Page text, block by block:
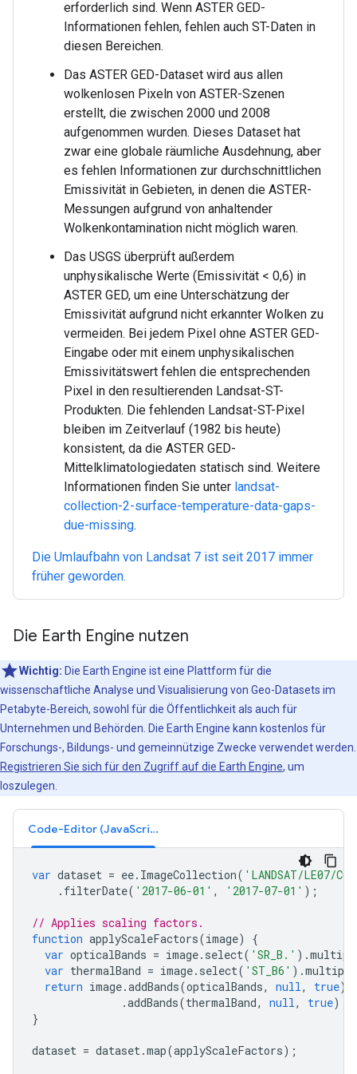
erforderlich sind. Wenn ASTER GED-
Informationen fehlen, fehlen auch ST-Daten in
diesen Bereichen.
Das ASTER GED-Dataset wird aus allen
wolkenlosen Pixeln von ASTER-Szenen
erstellt, die zwischen 2000 und 2008
aufgenommen wurden. Dieses Dataset hat
zwar eine globale räumliche Ausdehnung, aber
es fehlen Informationen zur durchschnittlichen
Emissivität in Gebieten, in denen die ASTER-
Messungen aufgrund von anhaltender
Wolkenkontamination nicht möglich waren.
Das USGS überprüft außerdem
unphysikalische Werte (Emissivität < 0,6) in
ASTER GED, um eine Unterschätzung der
Emissivität aufgrund nicht erkannter Wolken zu
vermeiden. Bei jedem Pixel ohne ASTER GED-
Eingabe oder mit einem unphysikalischen
Emissivitätswert fehlen die entsprechenden
Pixel in den resultierenden Landsat-ST-
Produkten. Die fehlenden Landsat-ST-Pixel
bleiben im Zeitverlauf (1982 bis heute)
konsistent, da die ASTER GED-
Mittelklimatologiedaten statisch sind. Weitere
Informationen finden Sie unter landsat-
collection-2-surface-temperature-data-gaps-
due-missing.
Die Umlaufbahn von Landsat 7 ist seit 2017 immer
früher geworden.
Die Earth Engine nutzen
Wichtig: Die Earth Engine ist eine Plattform für die
wissenschaftliche Analyse und Visualisierung von Geo-Datasets im
Petabyte-Bereich, sowohl für die Öffentlichkeit als auch für
Unternehmen und Behörden. Die Earth Engine kann kostenlos für
Forschungs-, Bildungs- und gemeinnützige Zwecke verwendet werden.
Registrieren Sie sich für den Zugriff auf die Earth Engine, um
loszulegen.
Code-Editor (JavaScript)
var dataset = ee. ImageCollection( 'LANDSAT/LE07/
. filterDate( '2017-06-01' , '2017-07-01' );
// Applies scaling factors.
function applyScaleFactors(image)
{
var opticalBands = image. select( 'SR_B.' ).
var thermalBand = image. select( 'ST_B6' ).multiply
return image.addBands(opticalBands, null, true)
.addBands(thermalBand, null, true);
}
dataset = dataset.map(applyScaleFactors);